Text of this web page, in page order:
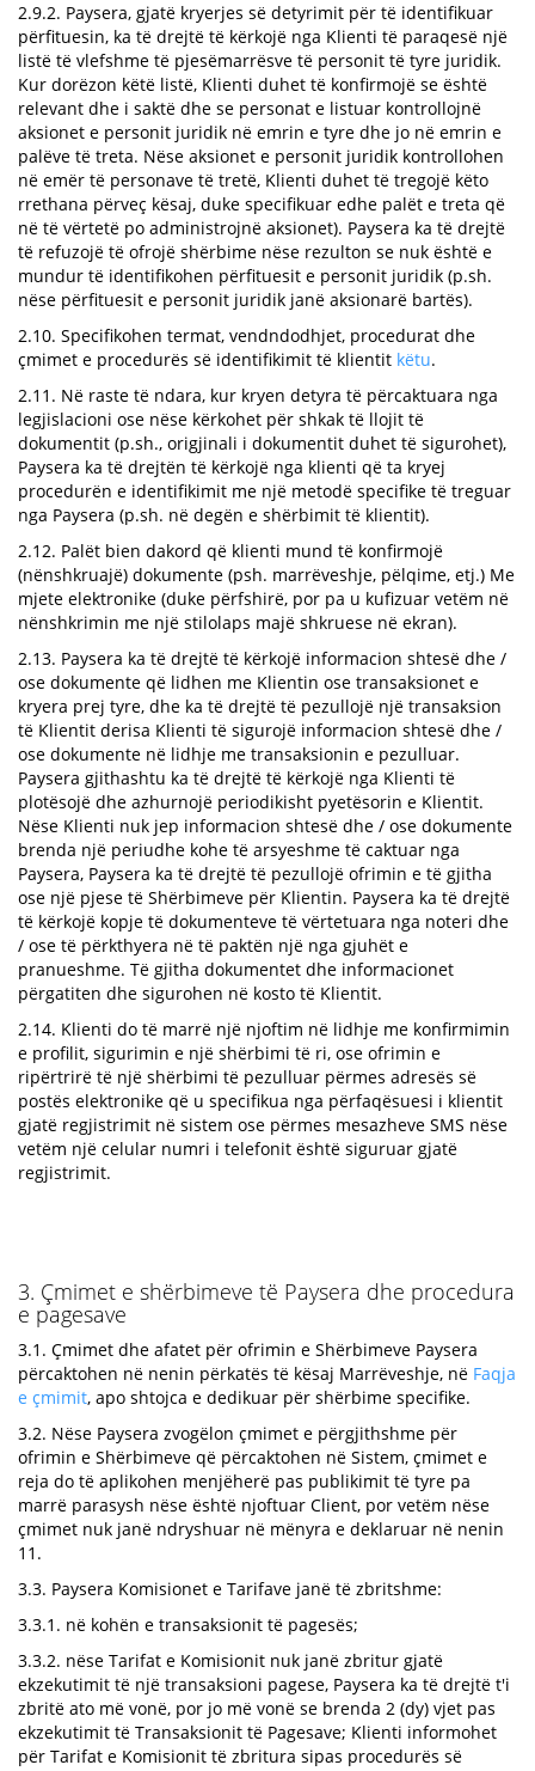
2.9.2. Paysera, gjatë kryerjes së detyrimit për të identifikuar
përfituesin, ka të drejtë të kërkojë nga Klienti të paraqesë një
listë të vlefshme të pjesëmarrësve të personit të tyre juridik.
Kur dorëzon këtë listë, Klienti duhet të konfirmojë se është
relevant dhe i saktë dhe se personat e listuar kontrollojnë
aksionet e personit juridik në emrin e tyre dhe jo në emrin e
palëve të treta. Nëse aksionet e personit juridik kontrollohen
në emër të personave të tretë, Klienti duhet të tregojë këto
rrethana përveç kësaj, duke specifikuar edhe palët e treta që
në të vërtetë po administrojnë aksionet). Paysera ka të drejtë
të refuzojë të ofrojë shërbime nëse rezulton se nuk është e
mundur të identifikohen përfituesit e personit juridik (p.sh.
nëse përfituesit e personit juridik janë aksionarë bartës).
2.10. Specifikohen termat, vendndodhjet, procedurat dhe
çmimet e procedurës së identifikimit të klientit këtu.
2.11. Në raste të ndara, kur kryen detyra të përcaktuara nga
legjislacioni ose nëse kërkohet për shkak të llojit të
dokumentit (p.sh., origjinali i dokumentit duhet të sigurohet),
Paysera ka të drejtën të kërkojë nga klienti që ta kryej
procedurën e identifikimit me një metodë specifike të treguar
nga Paysera (p.sh. në degën e shërbimit të klientit).
2.12. Palët bien dakord që klienti mund të konfirmojë
(nënshkruajë) dokumente (psh. marrëveshje, pëlqime, etj.) Me
mjete elektronike (duke përfshirë, por pa u kufizuar vetëm në
nënshkrimin me një stilolaps majë shkruese në ekran).
2.13. Paysera ka të drejtë të kërkojë informacion shtesë dhe /
ose dokumente që lidhen me Klientin ose transaksionet e
kryera prej tyre, dhe ka të drejtë të pezullojë një transaksion
të Klientit derisa Klienti të sigurojë informacion shtesë dhe /
ose dokumente në lidhje me transaksionin e pezulluar.
Paysera gjithashtu ka të drejtë të kërkojë nga Klienti të
plotësojë dhe azhurnojë periodikisht pyetësorin e Klientit.
Nëse Klienti nuk jep informacion shtesë dhe / ose dokumente
brenda një periudhe kohe të arsyeshme të caktuar nga
Paysera, Paysera ka të drejtë të pezullojë ofrimin e të gjitha
ose një pjese të Shërbimeve për Klientin. Paysera ka të drejtë
të kërkojë kopje të dokumenteve të vërtetuara nga noteri dhe
/ ose të përkthyera në të paktën një nga gjuhët e
pranueshme. Të gjitha dokumentet dhe informacionet
përgatiten dhe sigurohen në kosto të Klientit.
2.14. Klienti do të marrë një njoftim në lidhje me konfirmimin
e profilit, sigurimin e një shërbimi të ri, ose ofrimin e
ripërtrirë të një shërbimi të pezulluar përmes adresës së
postës elektronike që u specifikua nga përfaqësuesi i klientit
gjatë regjistrimit në sistem ose përmes mesazheve SMS nëse
vetëm një celular numri i telefonit është siguruar gjatë
regjistrimit.
3. Çmimet e shërbimeve të Paysera dhe procedura
e pagesave
3.1. Çmimet dhe afatet për ofrimin e Shërbimeve Paysera
përcaktohen në nenin përkatës të kësaj Marrëveshje, në Faqja
e çmimit, apo shtojca e dedikuar për shërbime specifike.
3.2. Nëse Paysera zvogëlon çmimet e përgjithshme për
ofrimin e Shërbimeve që përcaktohen në Sistem, çmimet e
reja do të aplikohen menjëherë pas publikimit të tyre pa
marrë parasysh nëse është njoftuar Сlient, por vetëm nëse
çmimet nuk janë ndryshuar në mënyra e deklaruar në nenin
11.
3.3. Paysera Komisionet e Tarifave janë të zbritshme:
3.3.1. në kohën e transaksionit të pagesës;
3.3.2. nëse Tarifat e Komisionit nuk janë zbritur gjatë
ekzekutimit të një transaksioni pagese, Paysera ka të drejtë t'i
zbritë ato më vonë, por jo më vonë se brenda 2 (dy) vjet pas
ekzekutimit të Transaksionit të Pagesave; Klienti informohet
për Tarifat e Komisionit të zbritura sipas procedurës së